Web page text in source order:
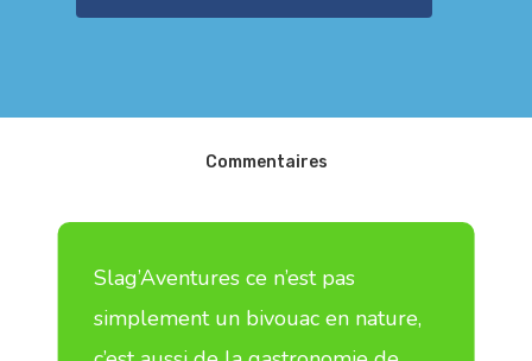
Commentaires
Slag’Aventures ce n’est pas
simplement un bivouac en nature,